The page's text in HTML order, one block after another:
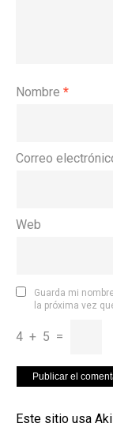
Nombre *
Correo
Web
Guarda mi
la próxima vez
4 + 5 =
Este sitio usa